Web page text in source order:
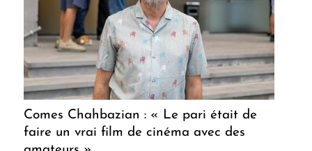
Comes Chahbazian : « Le pari était de
faire un vrai film de cinéma avec des